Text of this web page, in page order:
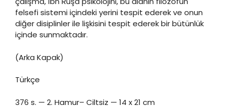
felsefi sistemi içindeki yerini tespit ederek ve onun
diğer disiplinler ile lişkisini tespit ederek bir bütünlük
içinde sunmaktadır.
(Arka Kapak)
Türkçe
376 s. — 2. Hamur– Ciltsiz — 14 x 21 cm